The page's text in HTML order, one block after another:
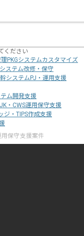
ください
PKGシステムカスタマイズ
ステム改修・保守
システムPJ・運用支援
ム開発支援
・CWS運用保守支援
ジ・TIPS作成支援
保守支援案件